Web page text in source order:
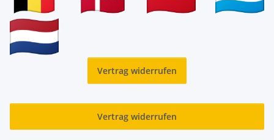
Vertrag widerrufen
Vertrag widerrufen